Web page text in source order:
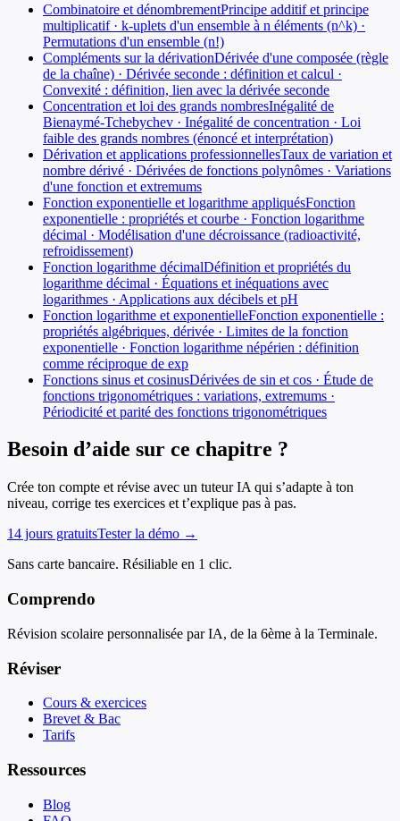
Combinatoire et dénombrementPrincipe additif et principe
multiplicatif · k-uplets d'un ensemble à n éléments (n^k) ·
Permutations d'un ensemble (n!)
Compléments sur la dérivationDérivée d'une composée (règle
de la chaîne) · Dérivée seconde : définition et calcul ·
Convexité : définition, lien avec la dérivée seconde
Concentration et loi des grands nombresInégalité de
Bienaymé-Tchebychev · Inégalité de concentration · Loi
faible des grands nombres (énoncé et interprétation)
Dérivation et applications professionnellesTaux de variation et
nombre dérivé · Dérivées de fonctions polynômes · Variations
d'une fonction et extremums
Fonction exponentielle et logarithme appliquésFonction
exponentielle : propriétés et courbe · Fonction logarithme
décimal · Modélisation d'une décroissance (radioactivité,
refroidissement)
Fonction logarithme décimalDéfinition et propriétés du
logarithme décimal · Équations et inéquations avec
logarithmes · Applications aux décibels et pH
Fonction logarithme et exponentielleFonction exponentielle :
propriétés algébriques, dérivée · Limites de la fonction
exponentielle · Fonction logarithme népérien : définition
comme réciproque de exp
Fonctions sinus et cosinusDérivées de sin et cos · Étude de
fonctions trigonométriques : variations, extremums ·
Périodicité et parité des fonctions trigonométriques
Besoin d’aide sur ce chapitre ?
Crée ton compte et révise avec un tuteur IA qui s’adapte à ton
niveau, corrige tes exercices et t’explique pas à pas.
14 jours gratuitsTester la démo →
Sans carte bancaire. Résiliable en 1 clic.
Comprendo
Révision scolaire personnalisée par IA, de la 6ème à la Terminale.
Réviser
Cours & exercices
Brevet & Bac
Tarifs
Ressources
Blog